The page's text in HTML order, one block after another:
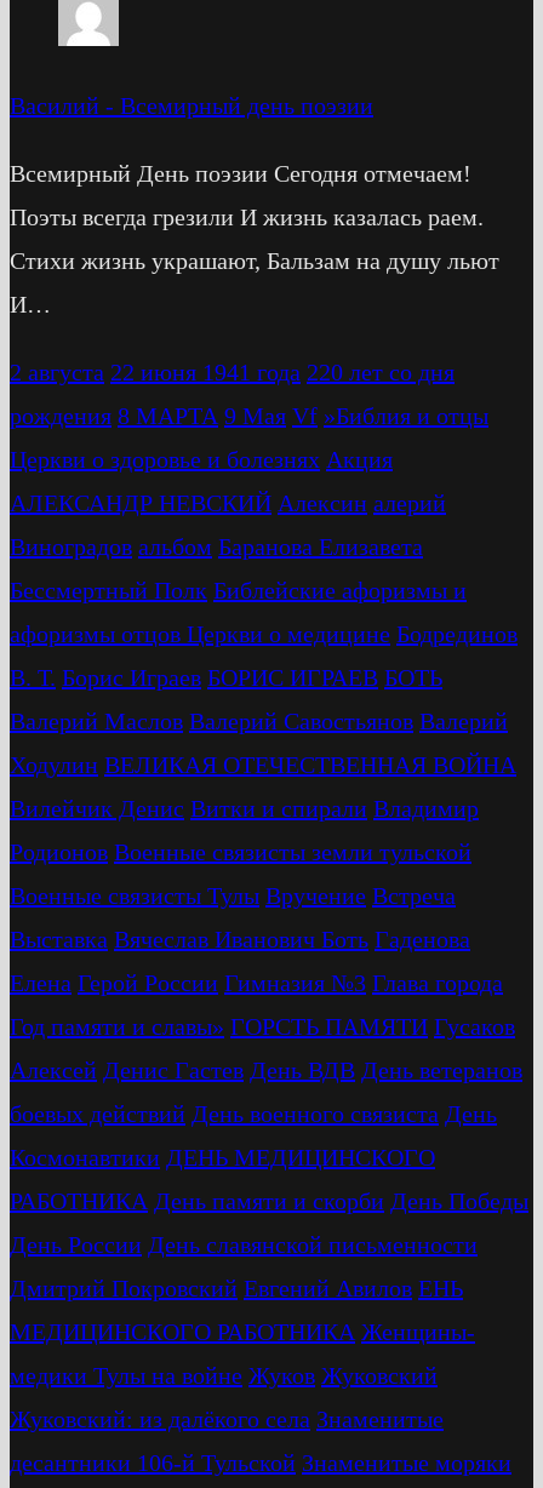
Василий - Всемирный день поэзии
Всемирный День поэзии Сегодня отмечаем!
Поэты всегда грезили И жизнь казалась раем.
Стихи жизнь украшают, Бальзам на душу льют
И…
2 августа 22 июня 1941 года 220 лет со дня
рождения 8 МАРТА 9 Мая Vf »Библия и отцы
Церкви о здоровье и болезнях Акция
АЛЕКСАНДР НЕВСКИЙ Алексин алерий
Виноградов альбом Баранова Елизавета
Бессмертный Полк Библейские афоризмы и
афоризмы отцов Церкви о медицине Бодрединов
В. Т. Бориc Играев БОРИС ИГРАЕВ БОТЬ
Валерий Маслов Валерий Савостьянов Валерий
Ходулин ВЕЛИКАЯ ОТЕЧЕСТВЕННАЯ ВОЙНА
Вилейчик Денис Витки и спирали Владимир
Родионов Военные связисты земли тульской
Военные связисты Тулы Вручение Встреча
Выставка Вячеслав Иванович Боть Гаденова
Елена Герой России Гимназия №3 Глава города
Год памяти и славы» ГОРСТЬ ПАМЯТИ Гусаков
Алексей Денис Гастев День ВДВ День ветеранов
боевых действий День военного связиста День
Космонавтики ДЕНЬ МЕДИЦИНСКОГО
РАБОТНИКА День памяти и скорби День Победы
День России День славянской письменности
Дмитрий Покровский Евгений Авилов ЕНЬ
МЕДИЦИНСКОГО РАБОТНИКА Женщины-
медики Тулы на войне Жуков Жуковский
Жуковский: из далёкого села Знаменитые
десантники 106-й Тульской Знаменитые моряки